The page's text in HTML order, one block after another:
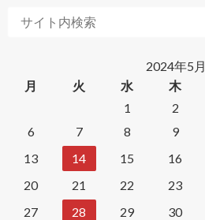
2024年5月
月
火 水 木
1
2
6
7 8 9
13
14 15 16
20
21 22 23
27
28 29 30